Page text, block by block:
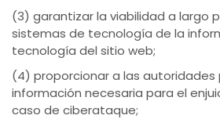
(3) garantizar la viabilidad a largo
sistemas de tecnología de la
tecnología del sitio web;
(4) proporcionar a las autoridades
información necesaria para el
caso de ciberataque;